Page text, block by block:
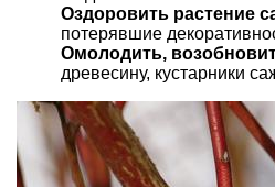
Оздоровить растение
потерявшие
Омолодить,
древесину, кустарники